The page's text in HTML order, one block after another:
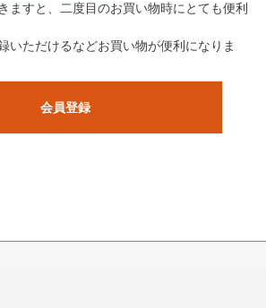
ますと、二度目のお買い物時にとても便利
いただけるなどお買い物が便利になりま
会員登録